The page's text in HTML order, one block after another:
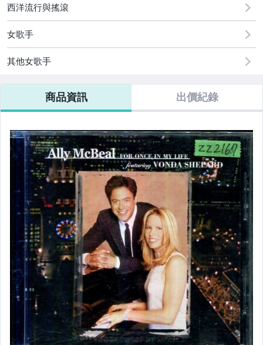
西洋流行與搖滾
女歌手
其他女歌手
商品資訊 出價紀錄